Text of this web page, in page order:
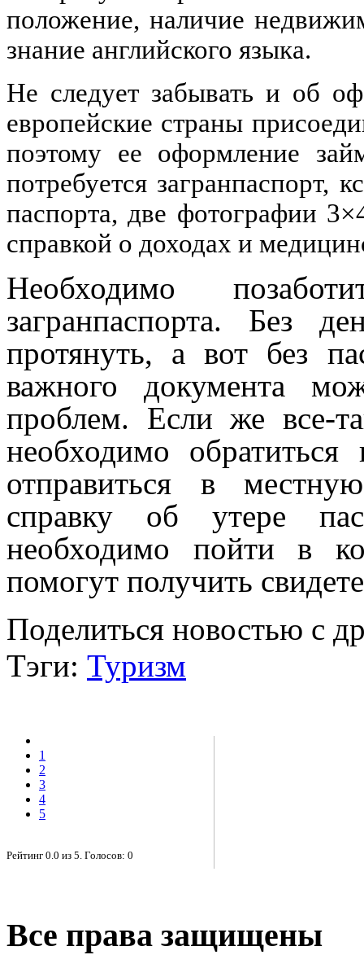
положение, наличие
знание английского языка.
Не следует забывать и об
европейские страны
поэтому ее оформление
потребуется загранпаспорт,
паспорта, две фотографии
справкой о доходах и
Необходимо
загранпаспорта. Без
протянуть, а вот без
важного документа
проблем. Если же все-
необходимо обратиться
отправиться в
справку об утере
необходимо пойти в
помогут получить
Поделиться новостью с
Тэги: Туризм
1
2
3
4
5
Рейтинг 0.0 из 5 . Голосов: 0
Все права защищены